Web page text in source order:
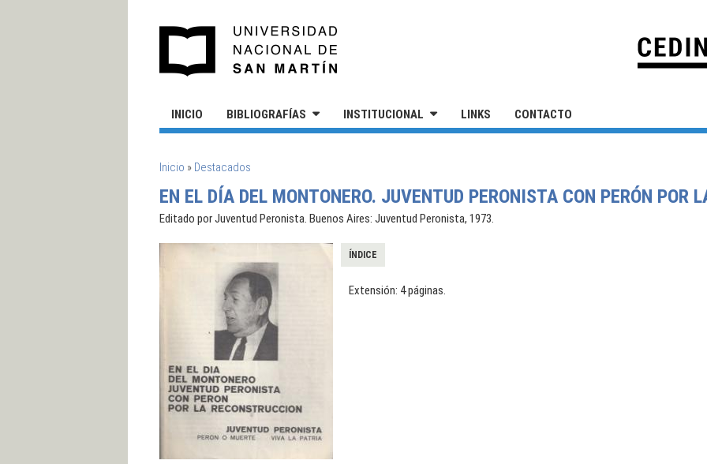
INICIO BIBLIOGRAFÍAS INSTITUCIONAL LINKS CONTACTO
SE ENCUENTRA USTED AQUÍ
Inicio » Destacados
EN EL DÍA DEL MONTONERO. JUVENTUD PERONISTA CON PERÓN POR
Editado por Juventud Peronista. Buenos Aires: Juventud Peronista, 1973.
ÍNDICE
Extensión: 4 páginas.